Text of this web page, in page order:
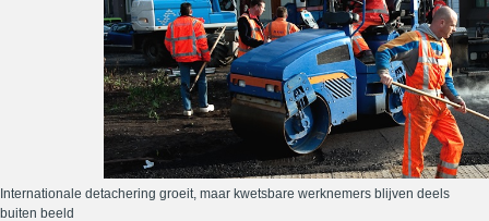
Internationale detachering groeit, maar kwetsbare werknemers blijven deels
buiten beeld